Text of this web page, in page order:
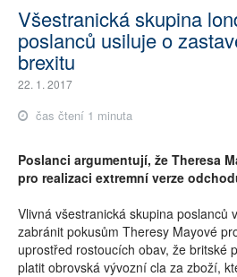
Všestranická skupina
poslanců usiluje o
brexitu
22. 1. 2017
čas čtení 1 minuta
Poslanci argumentují, že Theresa
pro realizaci extremní verze
Vlivná všestranická skupina poslanců
zabránit pokusům Theresy Mayové
uprostřed rostoucích obav, že britské
platit obrovská vývozní cla za zboží,